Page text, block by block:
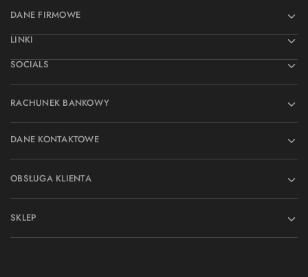
DANE FIRMOWE
LINKI
SOCIALS
RACHUNEK BANKOWY
DANE KONTAKTOWE
OBSŁUGA KLIENTA
SKLEP